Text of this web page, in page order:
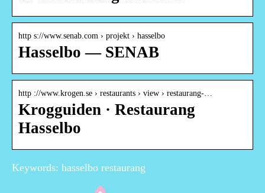
http s://www.senab.com › projekt › hasselbo
Hasselbo — SENAB
http ://www.krogen.se › restaurants › view › restaurang-…
Krogguiden · Restaurang
Hasselbo
Keywords: hasselbo restaurang